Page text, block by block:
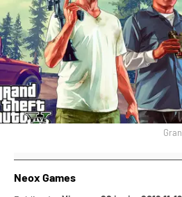
Neox Games